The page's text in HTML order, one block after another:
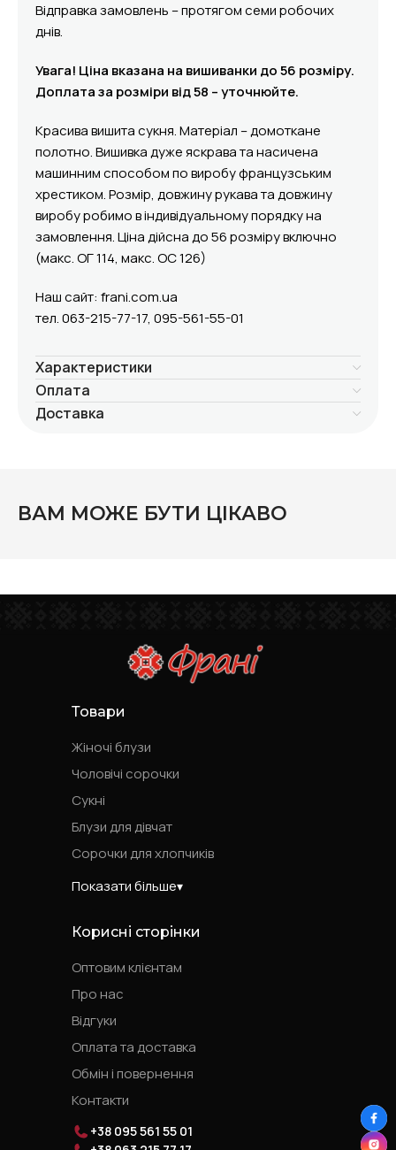
Відправка замовлень – протягом семи робочих
днів.
Увага! Ціна вказана на вишиванки до 56 розміру.
Доплата за розміри від 58 – уточнюйте.
Красива вишита сукня. Матеріал – домоткане
полотно. Вишивка дуже яскрава та насичена
машинним способом по виробу французським
хрестиком. Розмір, довжину рукава та довжину
виробу робимо в індивідуальному порядку на
замовлення. Ціна дійсна до 56 розміру включно
(макс. ОГ 114, макс. ОС 126)
Наш сайт: frani.com.ua
тел. 063-215-77-17, 095-561-55-01
Характеристики
Оплата
Доставка
ВАМ МОЖЕ БУТИ ЦІКАВО
Товари
Жіночі блузи
Чоловічі сорочки
Сукні
Блузи для дівчат
Сорочки для хлопчиків
Показати більше
Корисні сторінки
Оптовим клієнтам
Про нас
Відгуки
Оплата та доставка
Обмін і повернення
Контакти
+38 095 561 55 01